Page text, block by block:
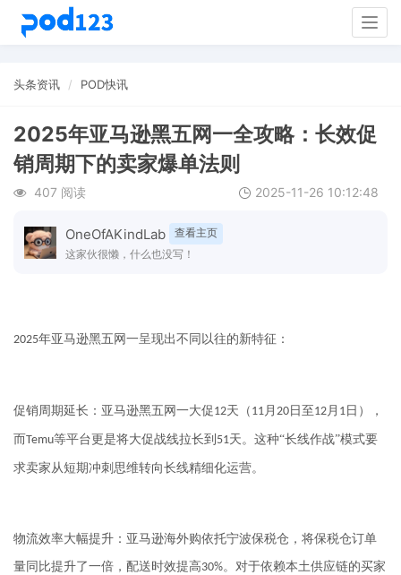
头条资讯 POD快讯
2025年亚马逊黑五网一全攻略：长效促
销周期下的卖家爆单法则
407 阅读 2025-11-26 10:12:48
OneOfAKindLab
查看主页
这家伙很懒，什么也没写！
2025年亚马逊黑五网一呈现出不同以往的新特征：
促销周期延长：亚马逊黑五网一大促12天（ 11月 20 日至 12月 1 日），
而Temu等平台更是将大促战线拉长到 51天。这种“长线作战”模式要
求卖家从短期冲刺思维转向长线精细化运营。
物流效率大幅提升：亚马逊海外购依托宁波保税仓，将保税仓订单
量同比提升了一倍，配送时效提高30%。 对于依赖本土供应链的买家